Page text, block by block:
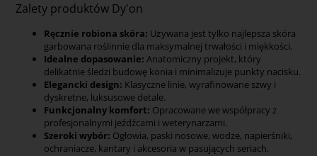
Zalety produktów Dy'on
Ręcznie robiona skóra: Używana jest tylko najlepsza skóra
garbowana roślinnie dla maksymalnej trwałości i miękkości.
Idealne dopasowanie: Anatomiczny projekt, który
delikatnie śledzi budowę konia i minimalizuje punkty nacisku.
Elegancki design: Klasyczne linie, wyrafinowane szwy i
dyskretne, luksusowe detale.
Funkcjonalny komfort: Opracowane we współpracy z
profesjonalnymi jeźdźcami i weterynarzami.
Szeroki wybór: Ogłowia, paski nosowe, wodze, napierśniki,
ochraniacze, kantary i akcesoria w pasujących seriach.